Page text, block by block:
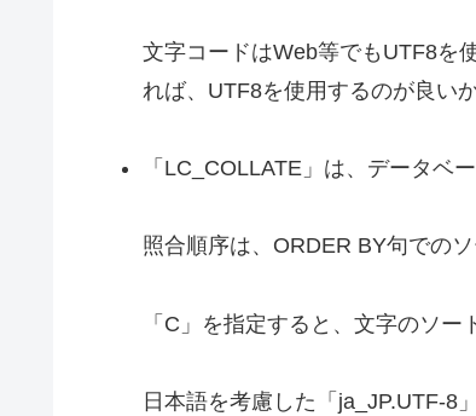
文字コードはWeb等でもUTF8を
れば、UTF8を使用するのが良い
「LC_COLLATE」は、データベ
照合順序は、ORDER BY句での
「C」を指定すると、文字のソー
日本語を考慮した「ja_JP.UTF-8